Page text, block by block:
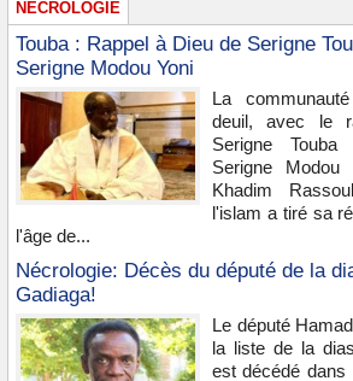
NÉCROLOGIE
Touba : Rappel à Dieu de Serigne
Serigne Modou Yoni
La
deuil, avec le
Serigne
Serigne
Khadim
l'islam a tiré sa
l'âge de...
Nécrologie: Décès du député de la
Gadiaga!
Le député
la liste de la
est décédé